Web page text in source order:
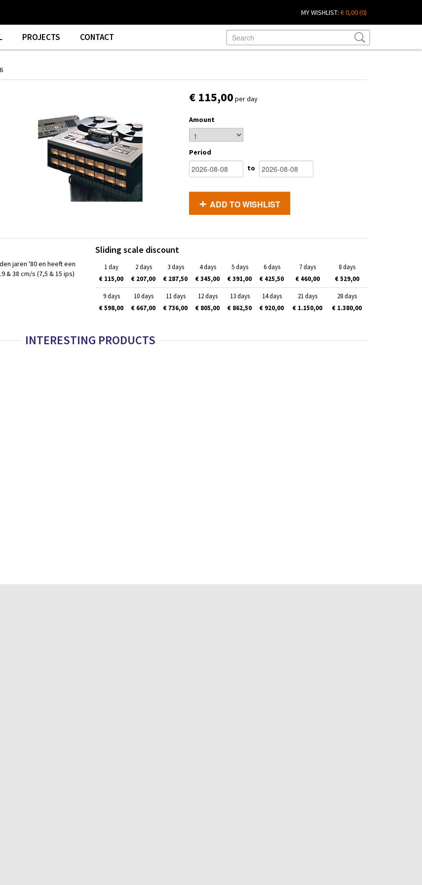
MY WISHLIST: € 0,00(0)
PROJECTS CONTACT
€ 115,00 per day
Amount
Period
to
ADD TO WISHLIST
jaren '80 en heeft een
& 38 cm/s (7,5 & 15 ips)
Sliding scale discount
1 day
€ 115,00
2 days
€ 207,00
3 days
€ 287,50
4 days
€ 345,00
5 days
€ 391,00
6 days
€ 425,50
7 days
€ 460,00
8 days
€ 529,00
9 days
€ 598,00
10 days
€ 667,00
11 days
€ 736,00
12 days
€ 805,00
13 days
€ 862,50
14 days
€ 920,00
21 days
€ 1.150,00
28 days
€ 1.380,00
INTERESTING PRODUCTS